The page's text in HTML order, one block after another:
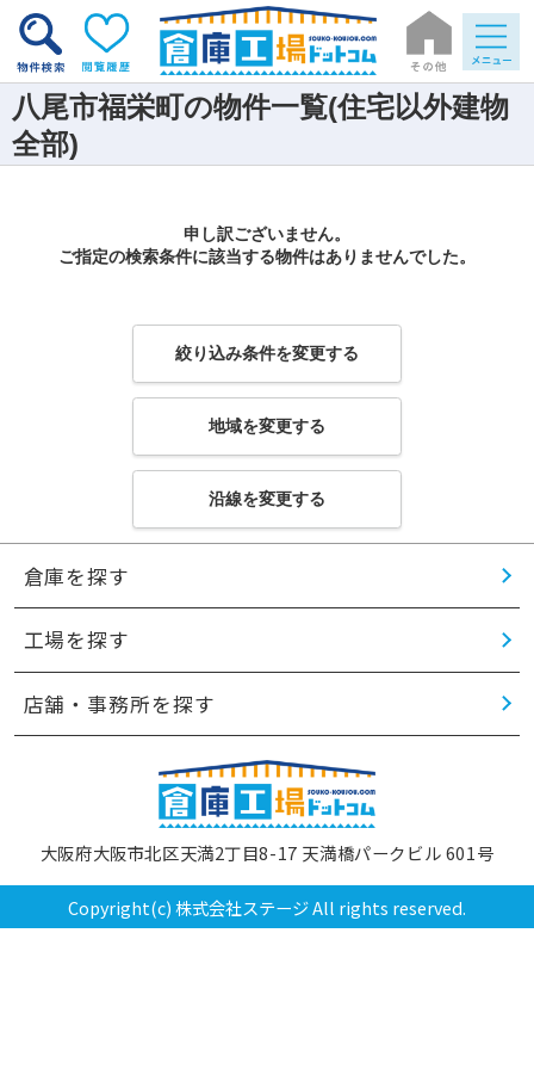
八尾市福栄町の物件一覧(住宅以外建物
全部)
申し訳ございません。
ご指定の検索条件に該当する物件はありませんでした。
絞り込み条件を変更する
地域を変更する
沿線を変更する
倉庫を探す
工場を探す
店舗・事務所を探す
大阪府大阪市北区天満2丁目8-17 天満橋パークビル 601号
Copyright(c) 株式会社ステージ All rights reserved.